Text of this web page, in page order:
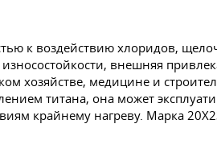
к воздействию хлоридов,
внешняя
хозяйстве, медицине и
титана, она может
крайнему нагреву. Марка